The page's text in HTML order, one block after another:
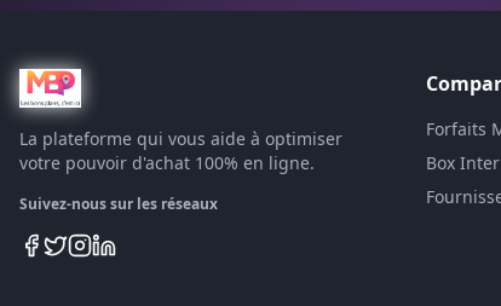
La plateforme qui vous aide à optimiser
votre pouvoir d'achat 100% en ligne.
Suivez-nous sur les réseaux
Forfaits
Box